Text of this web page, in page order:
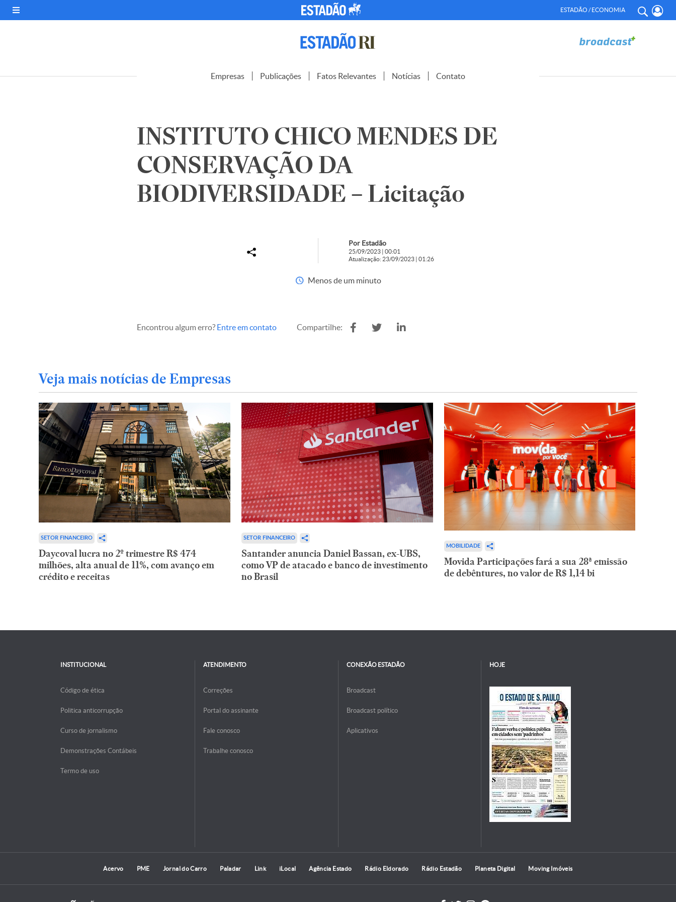
ESTADÃO / ECONOMIA
Empresas Publicações Fatos Relevantes Notícias Contato
INSTITUTO CHICO MENDES DE
CONSERVAÇÃO DA
BIODIVERSIDADE – Licitação
Por Estadão
25/09/2023 | 00:01
Atualização: 23/09/2023 | 01:26
Menos de um minuto
Encontrou algum erro? Entre em contato Compartilhe:
Veja mais notícias de Empresas
SETOR FINANCEIRO
Daycoval lucra no 2º trimestre R$ 474
milhões, alta anual de 11%, com avanço em
crédito e receitas
SETOR FINANCEIRO
Santander anuncia Daniel Bassan, ex-UBS,
como VP de atacado e banco de investimento
no Brasil
MOBILIDADE
Movida Participações fará a sua 28ª emissão
de debêntures, no valor de R$ 1,14 bi
INSTITUCIONAL
Código de ética
Politica anticorrupção
Curso de jornalismo
Demonstrações Contábeis
Termo de uso
ATENDIMENTO
Correções
Portal do assinante
Fale conosco
Trabalhe conosco
CONEXÃO ESTADÃO
Broadcast
Broadcast político
Aplicativos
HOJE
Acervo PME Jornal do Carro Paladar Link iLocal Agência Estado Rádio Eldorado Rádio Estadão Planeta Digital Moving Imóveis